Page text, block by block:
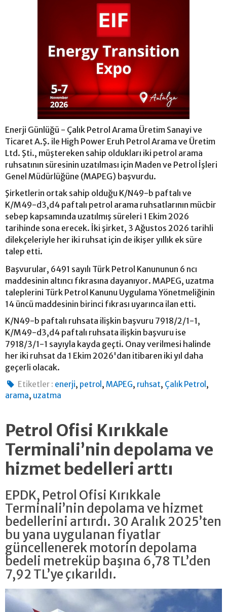
Enerji Günlüğü - Çalık Petrol Arama Üretim Sanayi ve
Ticaret A.Ş. ile High Power Eruh Petrol Arama ve Üretim
Ltd. Şti., müştereken sahip oldukları iki petrol arama
ruhsatının süresinin uzatılması için Maden ve Petrol İşleri
Genel Müdürlüğüne (MAPEG) başvurdu.
Şirketlerin ortak sahip olduğu K/N49-b paftalı ve
K/M49-d3,d4 paftalı petrol arama ruhsatlarının mücbir
sebep kapsamında uzatılmış süreleri 1 Ekim 2026
tarihinde sona erecek. İki şirket, 3 Ağustos 2026 tarihli
dilekçeleriyle her iki ruhsat için de ikişer yıllık ek süre
talep etti.
Başvurular, 6491 sayılı Türk Petrol Kanununun 6 ncı
maddesinin altıncı fıkrasına dayanıyor. MAPEG, uzatma
taleplerini Türk Petrol Kanunu Uygulama Yönetmeliğinin
14 üncü maddesinin birinci fıkrası uyarınca ilan etti.
K/N49-b paftalı ruhsata ilişkin başvuru 7918/2/1-1,
K/M49-d3,d4 paftalı ruhsata ilişkin başvuru ise
7918/3/1-1 sayıyla kayda geçti. Onay verilmesi halinde
her iki ruhsat da 1 Ekim 2026'dan itibaren iki yıl daha
geçerli olacak.
Etiketler : enerji, petrol ,MAPEG, ruhsat, Çalık Petrol ,
arama, uzatma
Petrol Ofisi Kırıkkale
Terminali’nin depolama ve
hizmet bedelleri arttı
EPDK, Petrol Ofisi Kırıkkale
Terminali’nin depolama ve hizmet
bedellerini artırdı. 30 Aralık 2025’ten
bu yana uygulanan fiyatlar
güncellenerek motorin depolama
bedeli metreküp başına 6,78 TL’den
7,92 TL’ye çıkarıldı.